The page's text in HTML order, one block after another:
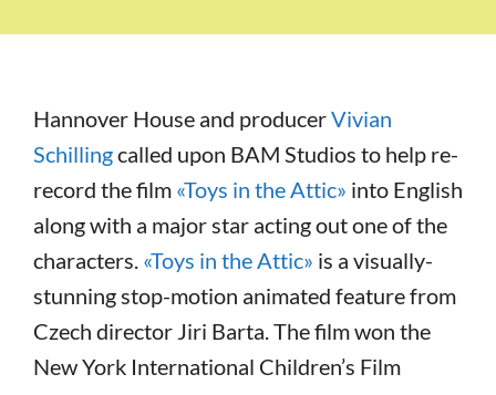
Hannover House and producerVivian
Schillingcalled upon BAM Studios to help re-
record the film «Toys in the Attic» into English
along with a major star acting out one of the
characters. «Toys in the Attic» is a visually-
stunning stop-motion animated feature from
Czech director Jiri Barta. The film won the
New York International Children’s Film